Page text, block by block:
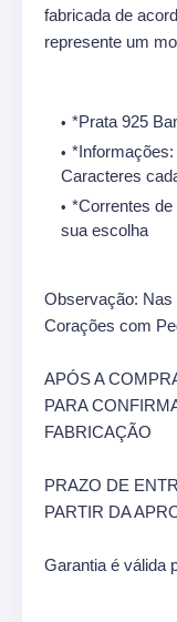
fabricada de
represente um
*Prata 925
Caracteres
*Correntes
sua escolha
Observação:
Corações com
APÓS A
PARA
FABRICAÇÃO
PRAZO DE
PARTIR DA
Garantia é válida